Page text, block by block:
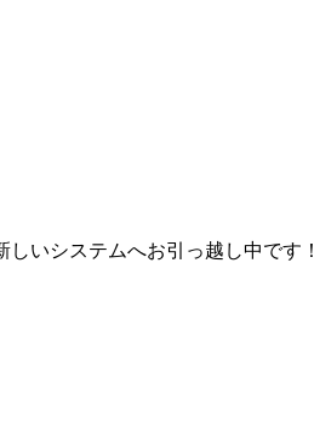
いシステムへお引っ越し中です！